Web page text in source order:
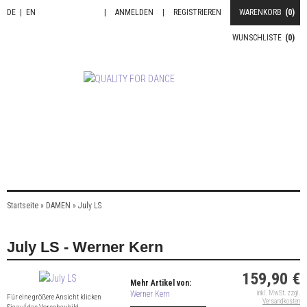
DE EN WARENKORB (0)
REGISTRIEREN
ANMELDEN
WUNSCHLISTE (0)
Startseite » DAMEN » July LS
July LS - Werner Kern
Für eine größere Ansicht klicken
Mehr Artikel von:
Werner Kern
159,90 €
inkl. MwSt. zzgl.
Versandkosten